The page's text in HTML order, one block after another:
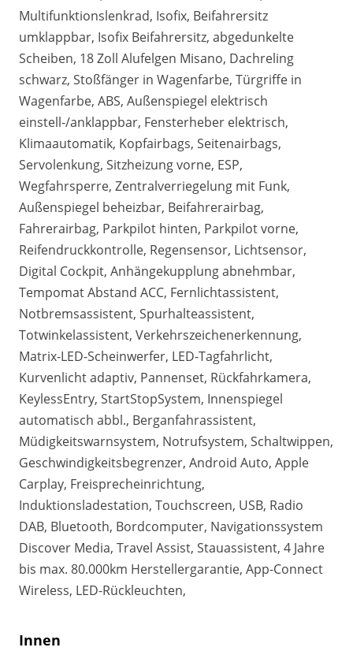
Multifunktionslenkrad, Isofix, Beifahrersitz
umklappbar, Isofix Beifahrersitz, abgedunkelte
Scheiben, 18 Zoll Alufelgen Misano, Dachreling
schwarz, Stoßfänger in Wagenfarbe, Türgriffe in
Wagenfarbe, ABS, Außenspiegel elektrisch
einstell-/anklappbar, Fensterheber elektrisch,
Klimaautomatik, Kopfairbags, Seitenairbags,
Servolenkung, Sitzheizung vorne, ESP,
Wegfahrsperre, Zentralverriegelung mit Funk,
Außenspiegel beheizbar, Beifahrerairbag,
Fahrerairbag, Parkpilot hinten, Parkpilot vorne,
Reifendruckkontrolle, Regensensor, Lichtsensor,
Digital Cockpit, Anhängekupplung abnehmbar,
Tempomat Abstand ACC, Fernlichtassistent,
Notbremsassistent, Spurhalteassistent,
Totwinkelassistent, Verkehrszeichenerkennung,
Matrix-LED-Scheinwerfer, LED-Tagfahrlicht,
Kurvenlicht adaptiv, Pannenset, Rückfahrkamera,
KeylessEntry, StartStopSystem, Innenspiegel
automatisch abbl., Berganfahrassistent,
Müdigkeitswarnsystem, Notrufsystem, Schaltwippen,
Geschwindigkeitsbegrenzer, Android Auto, Apple
Carplay, Freisprecheinrichtung,
Induktionsladestation, Touchscreen, USB, Radio
DAB, Bluetooth, Bordcomputer, Navigationssystem
Discover Media, Travel Assist, Stauassistent, 4 Jahre
bis max. 80.000km Herstellergarantie, App-Connect
Wireless, LED-Rückleuchten,
Innen